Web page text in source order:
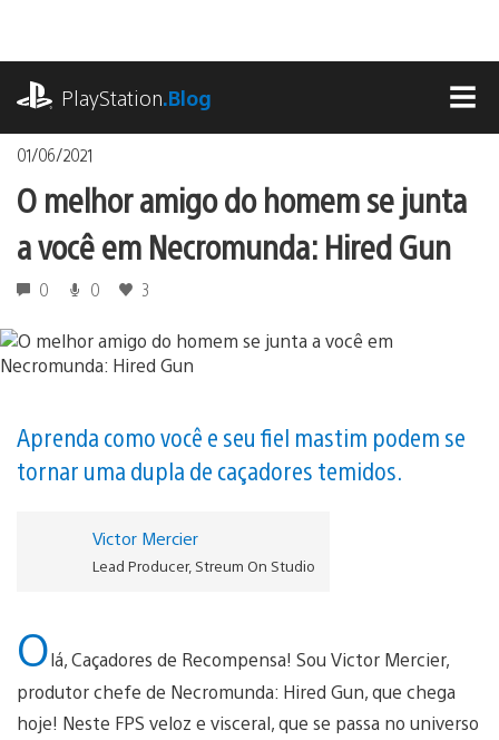
o
conteúdo
PlayStation.Blog
01/06/2021
O melhor amigo do homem se junta
a você em Necromunda: Hired Gun
0 0 3
Aprenda como você e seu fiel mastim podem se
tornar uma dupla de caçadores temidos.
Victor Mercier
Lead Producer, Streum On Studio
Olá, Caçadores de Recompensa! Sou Victor Mercier,
produtor chefe de Necromunda: Hired Gun, que chega
hoje! Neste FPS veloz e visceral, que se passa no universo